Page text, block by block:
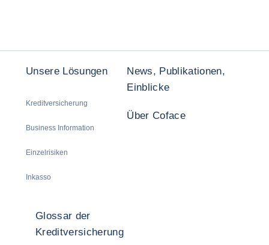
Unsere Lösungen
Kreditversicherung
Business Information
Einzelrisiken
Inkasso
News, Publikationen,
Einblicke
Über Coface
Glossar der
Kreditversicherung